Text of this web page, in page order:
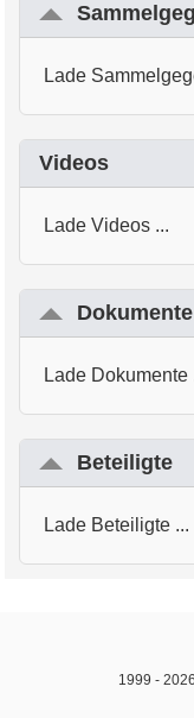
Lade
Videos
Lade Videos ...
Dokumente
Lade Dokumente
Beteiligte
Lade Beteiligte ...
1999 - 2026